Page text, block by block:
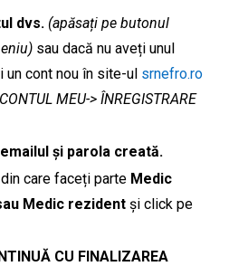
dvs. (apăsați pe butonul
sau dacă nu aveți unul
cont nou în site-ul srnefro.ro
MEU-> ÎNREGISTRARE
și parola creată.
care faceți parte Medic
Medic rezident și click pe
CU FINALIZAREA